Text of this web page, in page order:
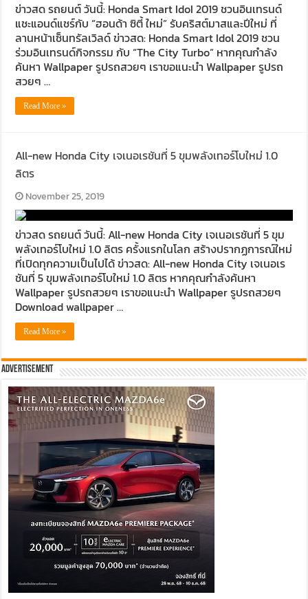
ข่าวสด รถยนต์ วันนี้: Honda Smart IdoI 2019 ชวนอินเทรนด์
แชะแอนด์แชร์กับ “ฮอนด้า ซิตี้ ใหม่” รับคริสต์มาสและปีใหม่ ที่
ลานหน้าเซ็นทรัลเวิลด์ ข่าวสด: Honda Smart Idol 2019 ชวน
ร่วมอินเทรนด์กิจกรรม กับ “The City Turbo” หากคุณกำลัง
ค้นหา Wallpaper รูปรถสวยๆ เราขอแนะนำ Wallpaper รูปรถ
สวยๆ …
Read More »
All-new Honda City เจเนอเรชันที่ 5 ขุมพลังเทอร์โบใหม่ 1.0
ลิตร
November 25, 2019
ข่าวสด รถยนต์ วันนี้: All-new Honda City เจเนอเรชันที่ 5 ขุม
พลังเทอร์โบใหม่ 1.0 ลิตร ครั้งแรกในโลก สร้างปรากฏการณ์ใหม่
ที่เปิดทุกความเป็นไปได้ ข่าวสด: All-new Honda City เจเนอเร
ชันที่ 5 ขุมพลังเทอร์โบใหม่ 1.0 ลิตร หากคุณกำลังค้นหา
Wallpaper รูปรถสวยๆ เราขอแนะนำ Wallpaper รูปรถสวยๆ
Download wallpaper …
Read More »
Advertisement